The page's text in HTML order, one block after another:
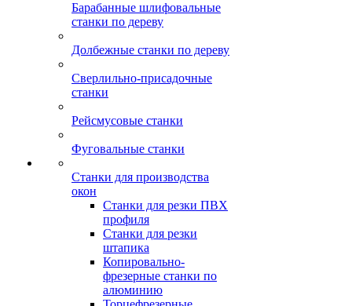
Барабанные шлифовальные
станки по дереву
Долбежные станки по дереву
Сверлильно-присадочные
станки
Рейсмусовые станки
Фуговальные станки
Станки для производства
окон
Станки для резки ПВХ
профиля
Станки для резки
штапика
Копировально-
фрезерные станки по
алюминию